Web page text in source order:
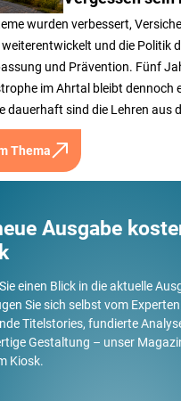
wurden verbessert,
weiterentwickelt und die Politik
und Prävention. Fünf
im Ahrtal bleibt dennoch
dauerhaft sind die Lehren aus
Thema
Ausgabe
einen Blick in die aktuelle
Sie sich selbst vom
Titelstories, fundierte
Gestaltung – unser
Kiosk.